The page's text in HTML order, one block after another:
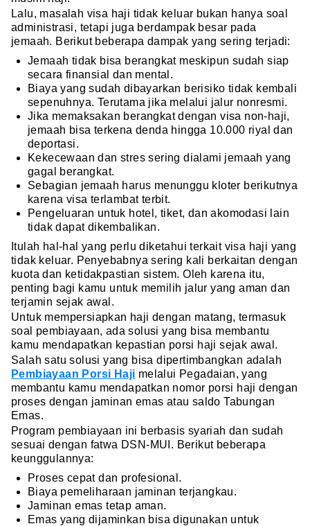
Lalu, masalah visa haji tidak keluar bukan hanya soal
administrasi, tetapi juga berdampak besar pada
jemaah. Berikut beberapa dampak yang sering terjadi:
Jemaah tidak bisa berangkat meskipun sudah siap
secara finansial dan mental.
Biaya yang sudah dibayarkan berisiko tidak kembali
sepenuhnya. Terutama jika melalui jalur nonresmi.
Jika memaksakan berangkat dengan visa non-haji,
jemaah bisa terkena denda hingga 10.000 riyal dan
deportasi.
Kekecewaan dan stres sering dialami jemaah yang
gagal berangkat.
Sebagian jemaah harus menunggu kloter berikutnya
karena visa terlambat terbit.
Pengeluaran untuk hotel, tiket, dan akomodasi lain
tidak dapat dikembalikan.
Itulah hal-hal yang perlu diketahui terkait visa haji yang
tidak keluar. Penyebabnya sering kali berkaitan dengan
kuota dan ketidakpastian sistem. Oleh karena itu,
penting bagi kamu untuk memilih jalur yang aman dan
terjamin sejak awal.
Untuk mempersiapkan haji dengan matang, termasuk
soal pembiayaan, ada solusi yang bisa membantu
kamu mendapatkan kepastian porsi haji sejak awal.
Salah satu solusi yang bisa dipertimbangkan adalah
Pembiayaan Porsi Haji melalui Pegadaian, yang
membantu kamu mendapatkan nomor porsi haji dengan
proses dengan jaminan emas atau saldo Tabungan
Emas.
Program pembiayaan ini berbasis syariah dan sudah
sesuai dengan fatwa DSN-MUI. Berikut beberapa
keunggulannya:
Proses cepat dan profesional.
Biaya pemeliharaan jaminan terjangkau.
Jaminan emas tetap aman.
Emas yang dijaminkan bisa digunakan untuk